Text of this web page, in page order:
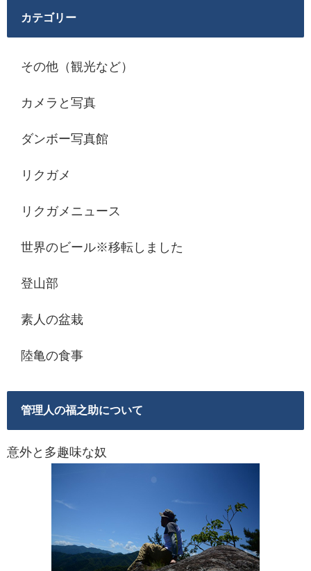
カテゴリー
その他（観光など）
カメラと写真
ダンボー写真館
リクガメ
リクガメニュース
世界のビール※移転しました
登山部
素人の盆栽
陸亀の食事
管理人の福之助について
意外と多趣味な奴